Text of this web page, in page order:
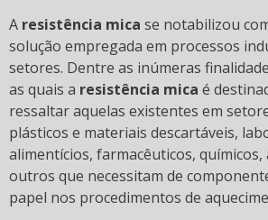
A resistência mica se notabilizou
solução empregada em processos
setores. Dentre as inúmeras
as quais a resistência mica é
ressaltar aquelas existentes em
plásticos e materiais descartáveis,
alimentícios, farmacêuticos, químicos,
outros que necessitam de
papel nos procedimentos de